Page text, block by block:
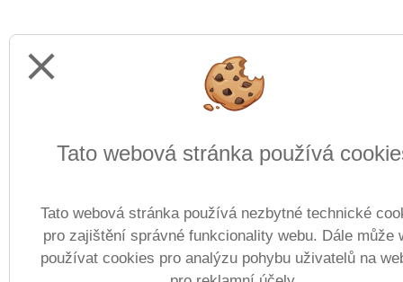
close
Tato webová stránka používá
Tato webová stránka používá nezbytné technické
pro zajištění správné funkcionality webu. Dále může
používat cookies pro analýzu pohybu uživatelů na